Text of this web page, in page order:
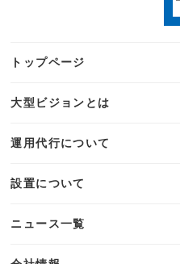
トップページ
大型ビジョンとは
運用代行について
設置について
ニュース一覧